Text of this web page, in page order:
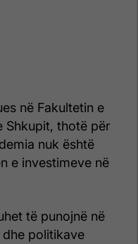
në Fakultetin e
Shkupit, thotë për
nuk është
e investimeve në
të punojnë në
politikave